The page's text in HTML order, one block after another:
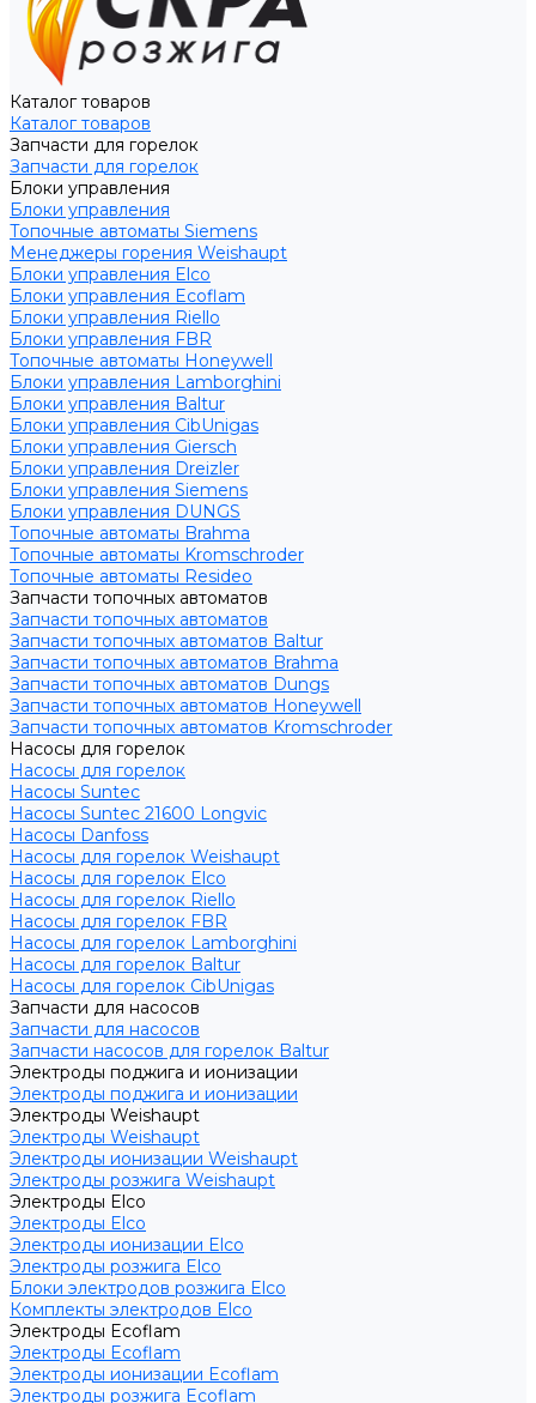
Каталог товаров
Каталог товаров
Запчасти для горелок
Запчасти для горелок
Блоки управления
Блоки управления
Топочные автоматы Siemens
Менеджеры горения Weishaupt
Блоки управления Elco
Блоки управления Ecoflam
Блоки управления Riello
Блоки управления FBR
Топочные автоматы Honeywell
Блоки управления Lamborghini
Блоки управления Baltur
Блоки управления CibUnigas
Блоки управления Giersch
Блоки управления Dreizler
Блоки управления Siemens
Блоки управления DUNGS
Топочные автоматы Brahma
Топочные автоматы Kromschroder
Топочные автоматы Resideo
Запчасти топочных автоматов
Запчасти топочных автоматов
Запчасти топочных автоматов Baltur
Запчасти топочных автоматов Brahma
Запчасти топочных автоматов Dungs
Запчасти топочных автоматов Honeywell
Запчасти топочных автоматов Kromschroder
Насосы для горелок
Насосы для горелок
Насосы Suntec
Насосы Suntec 21600 Longvic
Насосы Danfoss
Насосы для горелок Weishaupt
Насосы для горелок Elco
Насосы для горелок Riello
Насосы для горелок FBR
Насосы для горелок Lamborghini
Насосы для горелок Baltur
Насосы для горелок CibUnigas
Запчасти для насосов
Запчасти для насосов
Запчасти насосов для горелок Baltur
Электроды поджига и ионизации
Электроды поджига и ионизации
Электроды Weishaupt
Электроды Weishaupt
Электроды ионизации Weishaupt
Электроды розжига Weishaupt
Электроды Elco
Электроды Elco
Электроды ионизации Elco
Электроды розжига Elco
Блоки электродов розжига Elco
Комплекты электродов Elco
Электроды Ecoflam
Электроды Ecoflam
Электроды ионизации Ecoflam
Электроды розжига Ecoflam